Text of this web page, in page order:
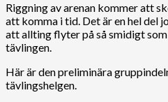
Riggning av arenan kommer att
att komma i tid. Det är en hel del
att allting flyter på så smidigt
tävlingen.
Här är den preliminära
tävlingshelgen.